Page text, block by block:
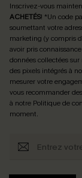
Inscrivez-vous
ACHETÉS! *Un code
soumettant votre
marketing (y compris
avoir pris
données collectées
des pixels intégrés à
mesurer votre
vous recommander
à notre Politique de
moment.